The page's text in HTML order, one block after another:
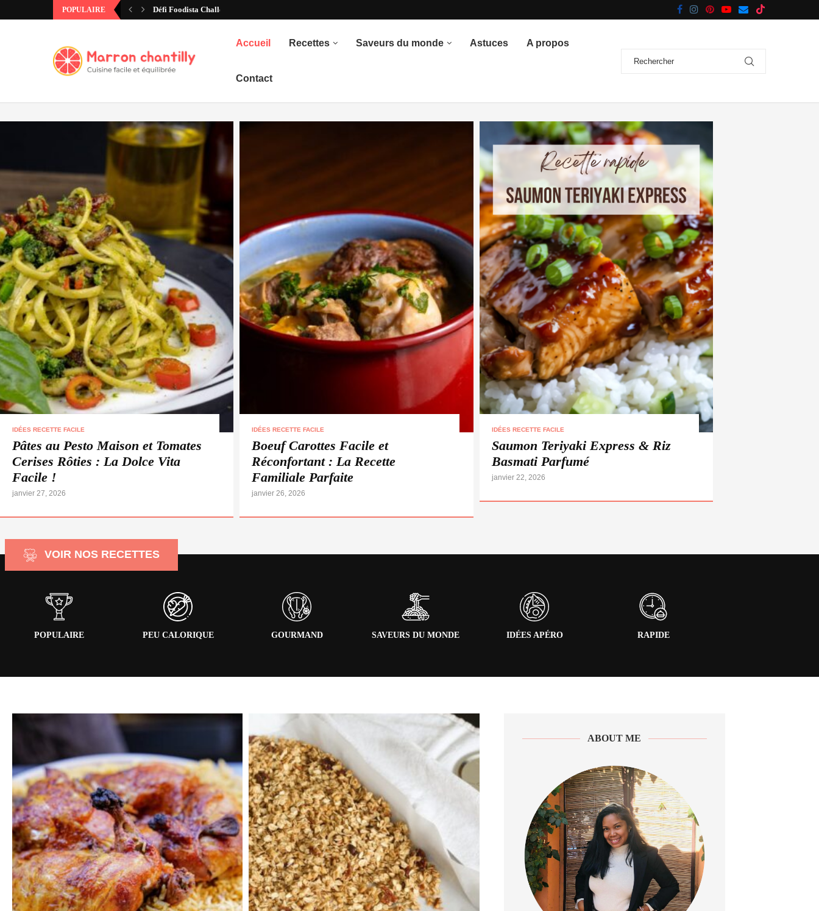
POPULAIRE Défi Foodista Challenge #97 – Annonce du thème
Accueil Recettes Saveurs du monde Astuces A propos
Contact
IDÉES RECETTE FACILE
Pâtes au Pesto Maison et Tomates
Cerises Rôties : La Dolce Vita
Facile !
janvier 27, 2026
IDÉES RECETTE FACILE
Boeuf Carottes Facile et
Réconfortant : La Recette
Familiale Parfaite
janvier 26, 2026
IDÉES RECETTE FACILE
Saumon Teriyaki Express & Riz
Basmati Parfumé
janvier 22, 2026
VOIR NOS RECETTES
POPULAIRE PEU CALORIQUE GOURMAND SAVEURS DU MONDE IDÉES APÉRO RAPIDE
ABOUT ME